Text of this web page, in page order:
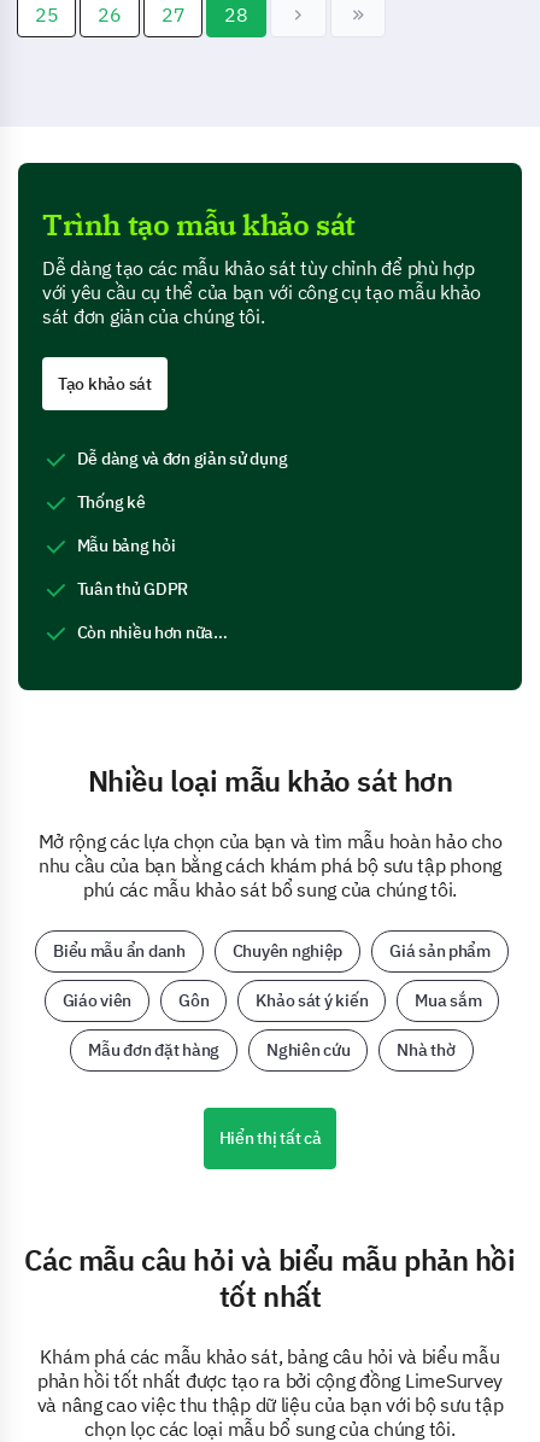
25 26 27 28
Trình tạo mẫu khảo sát
Dễ dàng tạo các mẫu khảo sát tùy chỉnh để phù hợp
với yêu cầu cụ thể của bạn với công cụ tạo mẫu khảo
sát đơn giản của chúng tôi.
Tạo khảo sát
Dễ dàng và đơn giản sử dụng
Thống kê
Mẫu bảng hỏi
Tuân thủ GDPR
Còn nhiều hơn nữa…
Nhiều loại mẫu khảo sát hơn
Mở rộng các lựa chọn của bạn và tìm mẫu hoàn hảo cho
nhu cầu của bạn bằng cách khám phá bộ sưu tập phong
phú các mẫu khảo sát bổ sung của chúng tôi.
Biểu mẫu ẩn danh Chuyên nghiệp Giá sản phẩm
Giáo viên Gôn Khảo sát ý kiến Mua sắm
Mẫu đơn đặt hàng Nghiên cứu Nhà thờ
Hiển thị tất cả
Các mẫu câu hỏi và biểu mẫu phản hồi
tốt nhất
Khám phá các mẫu khảo sát, bảng câu hỏi và biểu mẫu
phản hồi tốt nhất được tạo ra bởi cộng đồng LimeSurvey
và nâng cao việc thu thập dữ liệu của bạn với bộ sưu tập
chọn lọc các loại mẫu bổ sung của chúng tôi.